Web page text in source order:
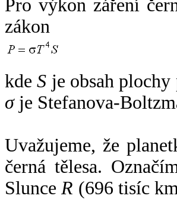
Pro výkon záření
zákon
kdeS je obsah
σje Stefanova-
Uvažujeme, že
černá tělesa.
SlunceR (696 tisíc